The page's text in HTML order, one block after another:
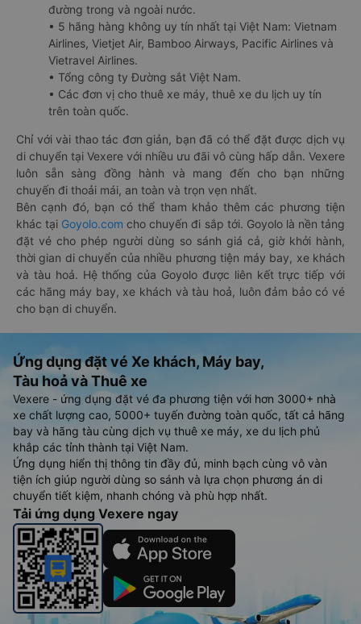
đường trong và ngoài nước.
• 5 hãng hàng không uy tín nhất tại Việt Nam: Vietnam
Airlines, Vietjet Air, Bamboo Airways, Pacific Airlines và
Vietravel Airlines.
• Tổng công ty Đường sắt Việt Nam.
• Các đơn vị cho thuê xe máy, thuê xe du lịch uy tín
trên toàn quốc.
Chỉ với vài thao tác đơn giản, bạn đã có thể đặt được dịch vụ
di chuyển tại Vexere với nhiều ưu đãi vô cùng hấp dẫn. Vexere
luôn sẵn sàng đồng hành và mang đến cho bạn những
chuyến đi thoải mái, an toàn và trọn vẹn nhất.
Bên cạnh đó, bạn có thể tham khảo thêm các phương tiện
khác tại Goyolo.com cho chuyến đi sắp tới. Goyolo là nền tảng
đặt vé cho phép người dùng so sánh giá cả, giờ khởi hành,
thời gian di chuyển của nhiều phương tiện máy bay, xe khách
và tàu hoả. Hệ thống của Goyolo được liên kết trực tiếp với
các hãng máy bay, xe khách và tàu hoả, luôn đảm bảo có vé
cho bạn di chuyển.
Ứng dụng đặt vé Xe khách, Máy bay,
Tàu hoả và Thuê xe
Vexere - ứng dụng đặt vé đa phương tiện với hơn 3000+ nhà
xe chất lượng cao, 5000+ tuyến đường toàn quốc, tất cả hãng
bay và hãng tàu cùng dịch vụ thuê xe máy, xe du lịch phủ
khắp các tỉnh thành tại Việt Nam.
Ứng dụng hiển thị thông tin đầy đủ, minh bạch cùng vô vàn
tiện ích giúp người dùng so sánh và lựa chọn phương án di
chuyển tiết kiệm, nhanh chóng và phù hợp nhất.
Tải ứng dụng Vexere ngay